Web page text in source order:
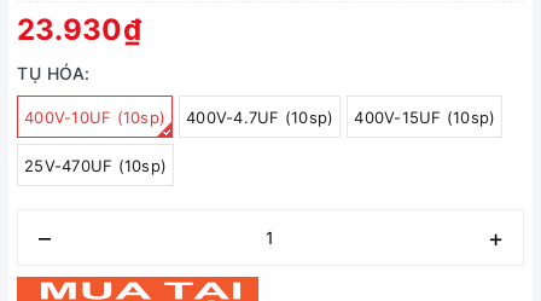
23.930₫
TỤ HÓA:
400V-10UF (10sp) 400V-4.7UF (10sp) 400V-15UF (10sp)
25V-470UF (10sp)
– +